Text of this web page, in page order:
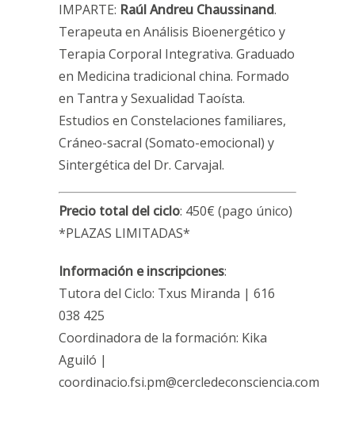
IMPARTE: Raúl Andreu Chaussinand.
Terapeuta en Análisis Bioenergético y
Terapia Corporal Integrativa. Graduado
en Medicina tradicional china. Formado
en Tantra y Sexualidad Taoísta.
Estudios en Constelaciones familiares,
Cráneo-sacral (Somato-emocional) y
Sintergética del Dr. Carvajal.
Precio total del ciclo: 450€ (pago único)
*PLAZAS LIMITADAS*
Información e inscripciones:
Tutora del Ciclo: Txus Miranda | 616
038 425
Coordinadora de la formación: Kika
Aguiló |
coordinacio.fsi.pm@cercledeconsciencia.com